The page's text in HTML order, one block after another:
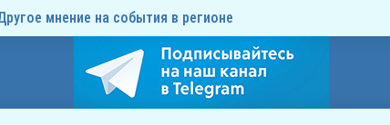
мнение на события в регионе